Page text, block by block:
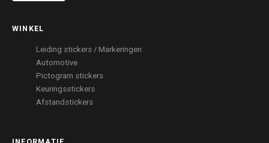
WINKEL
Leiding stickers / Markeringen
Automotive
Pictogram stickers
Keuringsstickers
Afstandstickers